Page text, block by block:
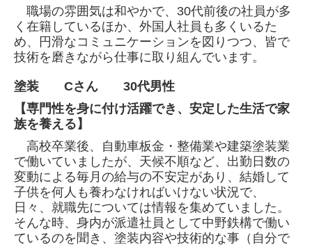
職場の雰囲気は和やかで、30代前後の社員が多
く在籍しているほか、外国人社員も多くいるた
め、円滑なコミュニケーションを図りつつ、皆で
技術を磨きながら仕事に取り組んでいます。
塗装 Cさん 30代男性
【専門性を身に付け活躍でき、安定した生活で家
族を養える】
高校卒業後、自動車板金・整備業や建築塗装業
で働いていましたが、天候不順など、出勤日数の
変動による毎月の給与の不安定があり、結婚して
子供を何人も養わなければいけない状況で、
日々、就職先については情報を集めていました。
そんな時、身内が派遣社員として中野鉄構で働い
ているのを聞き、塗装内容や技術的な事（自分で